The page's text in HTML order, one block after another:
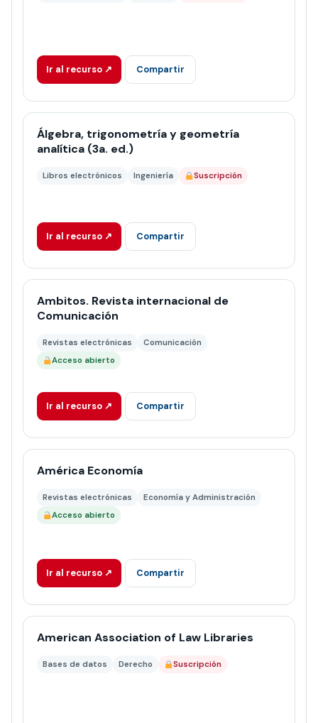
Ir al recurso ↗ Compartir
Álgebra, trigonometría y geometría
analítica (3a. ed.)
Libros electrónicos Ingeniería Suscripción
Ir al recurso ↗ Compartir
Ambitos. Revista internacional de
Comunicación
Revistas electrónicas
Comunicación
Acceso abierto
Ir al recurso ↗ Compartir
América Economía
Revistas electrónicas
Economía y Administración
Acceso abierto
Ir al recurso ↗ Compartir
American Association of Law Libraries
Bases de datos Derecho Suscripción